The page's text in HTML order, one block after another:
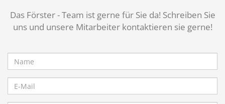
Das Förster - Team ist gerne für Sie da! Schreiben Sie
uns und unsere Mitarbeiter kontaktieren sie gerne!